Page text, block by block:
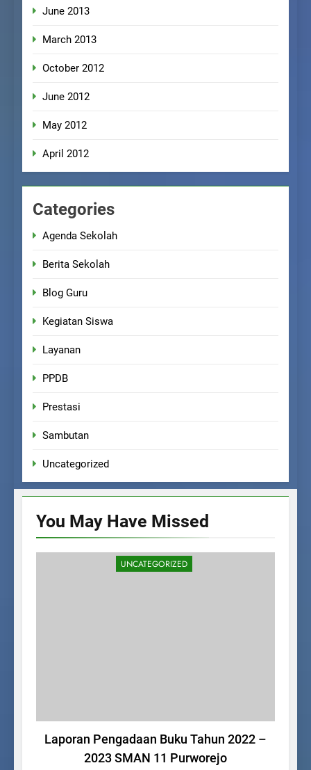
June 2013
March 2013
October 2012
June 2012
May 2012
April 2012
Categories
Agenda Sekolah
Berita Sekolah
Blog Guru
Kegiatan Siswa
Layanan
PPDB
Prestasi
Sambutan
Uncategorized
You May Have Missed
UNCATEGORIZED
Laporan Pengadaan Buku Tahun 2022 –
2023 SMAN 11 Purworejo